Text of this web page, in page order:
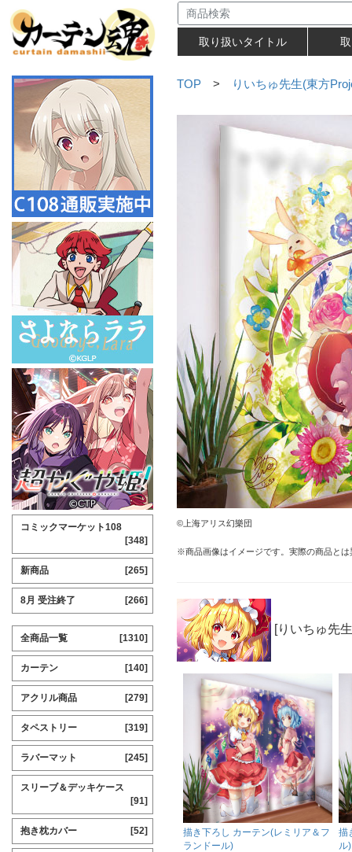
取り扱いタイトル
TOP > りいちゅ先生(東方
©上海アリス幻樂団
※商品画像はイメージです。実際の商品と
[りいちゅ先
描き下ろし カーテン(レミリア＆フ
ランドール)
描
ル)
コミックマーケット108
[348]
新商品 [265]
8月 受注終了 [266]
全商品一覧 [1310]
カーテン [140]
アクリル商品 [279]
タペストリー [319]
ラバーマット [245]
スリーブ＆デッキケース
[91]
抱き枕カバー [52]